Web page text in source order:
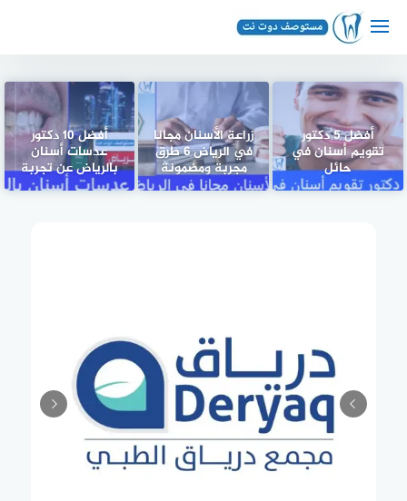
أفضل 5 دكتور
تقويم أسنان في
حائل
زراعة الأسنان مجانا
في الرياض 6 طرق
مجربة ومضمونة
أفضل 10 دكتور
عدسات أسنان
بالرياض عن تجربة